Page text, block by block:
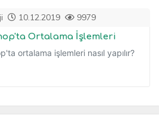
10.12.2019 9979
Ortalama İşlemleri
ortalama işlemleri nasıl yapılır?